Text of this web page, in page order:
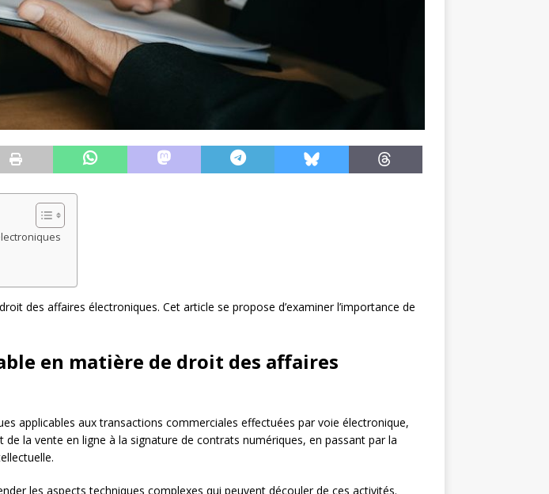
des affaires électroniques. Cet article se propose d’examiner l’importance de
en matière de droit des affaires
applicables aux transactions commerciales effectuées par voie électronique,
la vente en ligne à la signature de contrats numériques, en passant par la
les aspects techniques complexes qui peuvent découler de ces activités.